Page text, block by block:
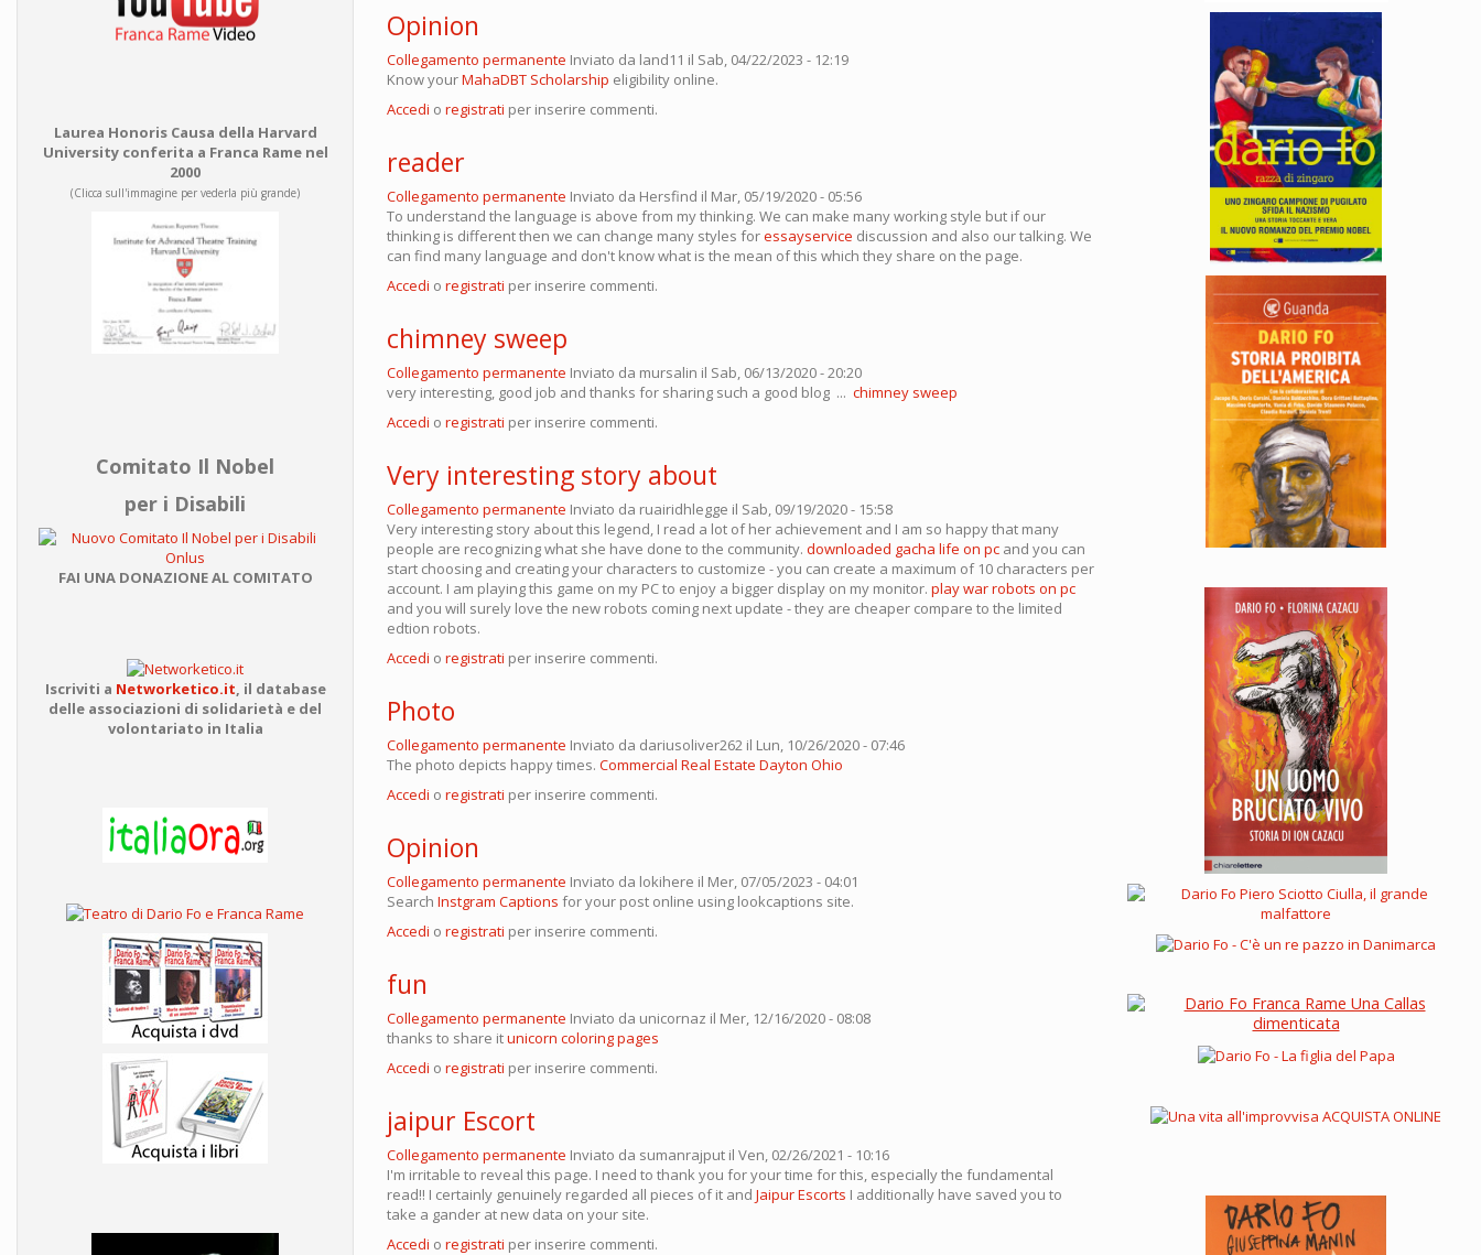
Laurea Honoris Causa della Harvard
University conferita a Franca Rame nel
2000
(Clicca sull'immagine per vederla più grande)
Comitato Il Nobel
per i Disabili
FAI UNA DONAZIONE AL COMITATO
Iscriviti a Networketico.it il database
delle associazioni di solidarietà e del
volontariato in Italia
Opinion
Collegamento permanente Inviato da land11 il Sab, 04/22/2023 - 12:19
Know yourMahaDBT Scholarship eligibility online.
Accedi o registrati per inserire commenti.
reader
Collegamento permanente Inviato da Hersfind il Mar, 05/19/2020 - 05:56
To understand the language is above from my thinking. We can make many working style but if our
thinking is different then we can change many styles foressayservice discussion and also our talking. We
can find many language and don't know what is the mean of this which they share on the page.
Accedi o registrati per inserire commenti.
chimney sweep
Collegamento permanente Inviato da mursalin il Sab, 06/13/2020 - 20:20
very interesting, good job and thanks for sharing such a good blog ... chimney sweep
Accedi o registrati per inserire commenti.
Very interesting story about
Collegamento permanente Inviato da ruairidhlegge il Sab, 09/19/2020 - 15:58
Very interesting story about this legend, I read a lot of her achievement and I am so happy that many
people are recognizing what she have done to the community. downloaded gacha life on pc and you can
start choosing and creating your characters to customize - you can create a maximum of 10 characters per
account. I am playing this game on my PC to enjoy a bigger display on my monitor. play war robots on pc
and you will surely love the new robots coming next update - they are cheaper compare to the limited
edtion robots.
Accedi o registrati per inserire commenti.
Photo
Collegamento permanente Inviato da dariusoliver262 il Lun, 10/26/2020 - 07:46
The photo depicts happy times. Commercial Real Estate Dayton Ohio
Accedi o registrati per inserire commenti.
Opinion
Collegamento permanente Inviato da lokihere il Mer, 07/05/2023 - 04:01
Search Instgram Captions for your post online using lookcaptions site.
Accedi o registrati per inserire commenti.
fun
Collegamento permanente Inviato da unicornaz il Mer, 12/16/2020 - 08:08
thanks to share itunicorn coloring pages
Accedi o registrati per inserire commenti.
jaipur Escort
Collegamento permanente Inviato da sumanrajput il Ven, 02/26/2021 - 10:16
I'm irritable to reveal this page. I need to thank you for your time for this, especially the fundamental
read!! I certainly genuinely regarded all pieces of it and Jaipur Escorts I additionally have saved you to
take a gander at new data on your site.
Accedi o registrati per inserire commenti.